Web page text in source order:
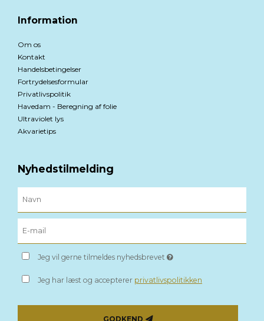
Information
Om os
Kontakt
Handelsbetingelser
Fortrydelsesformular
Privatlivspolitik
Havedam - Beregning af folie
Ultraviolet lys
Akvarietips
Nyhedstilmelding
Jeg vil gerne tilmeldes nyhedsbrevet
Jeg har læst og accepterer privatlivspolitikken
GODKEND